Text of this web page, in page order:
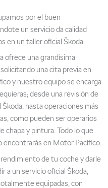
por el buen
un servicio da calidad
en un taller oficial Škoda.
ofrece una grandísima
una cita previa en
y nuestro equipo se encarga
desde una revisión de
hasta operaciones más
como pueden ser operarios
chapa y pintura. Todo lo que
encontrarás en Motor Pacífico.
de tu coche y darle
a un servicio oficial Škoda,
equipadas, con